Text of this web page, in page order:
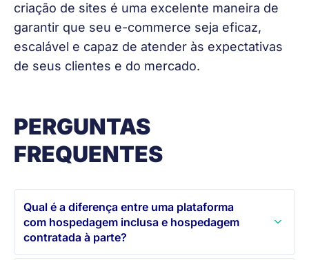
criação de sites é uma excelente maneira de
garantir que seu e-commerce seja eficaz,
escalável e capaz de atender às expectativas
de seus clientes e do mercado.
PERGUNTAS
FREQUENTES
Qual é a diferença entre uma plataforma
com hospedagem inclusa e hospedagem
contratada à parte?